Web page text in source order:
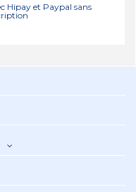
Hipay et Paypal sans